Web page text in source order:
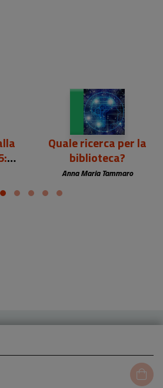
Quale ricerca per la
biblioteca?
Anna Maria Tammaro